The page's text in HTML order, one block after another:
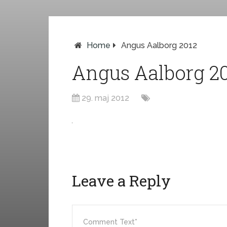
Home Angus Aalborg 2012
Angus Aalborg
29. maj 2012
Leave a Reply